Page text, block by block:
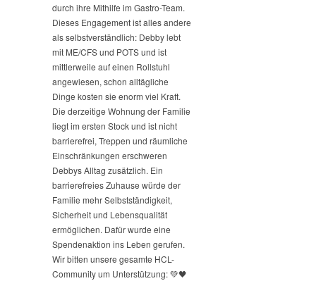
durch ihre Mithilfe im Gastro-Team.
Dieses Engagement ist alles andere
als selbstverständlich: Debby lebt
mit ME/CFS und POTS und ist
mittlerweile auf einen Rollstuhl
angewiesen, schon alltägliche
Dinge kosten sie enorm viel Kraft.
Die derzeitige Wohnung der Familie
liegt im ersten Stock und ist nicht
barrierefrei, Treppen und räumliche
Einschränkungen erschweren
Debbys Alltag zusätzlich. Ein
barrierefreies Zuhause würde der
Familie mehr Selbstständigkeit,
Sicherheit und Lebensqualität
ermöglichen. Dafür wurde eine
Spendenaktion ins Leben gerufen.
Wir bitten unsere gesamte HCL-
Community um Unterstützung: 💚🖤